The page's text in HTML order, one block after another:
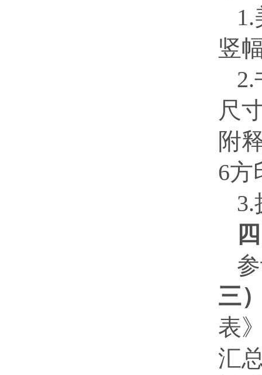
1.
竖
2.
尺
附
6方
3.
三
表
汇